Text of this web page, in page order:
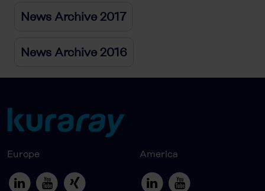
News Archive 2017
News Archive 2016
Europe America